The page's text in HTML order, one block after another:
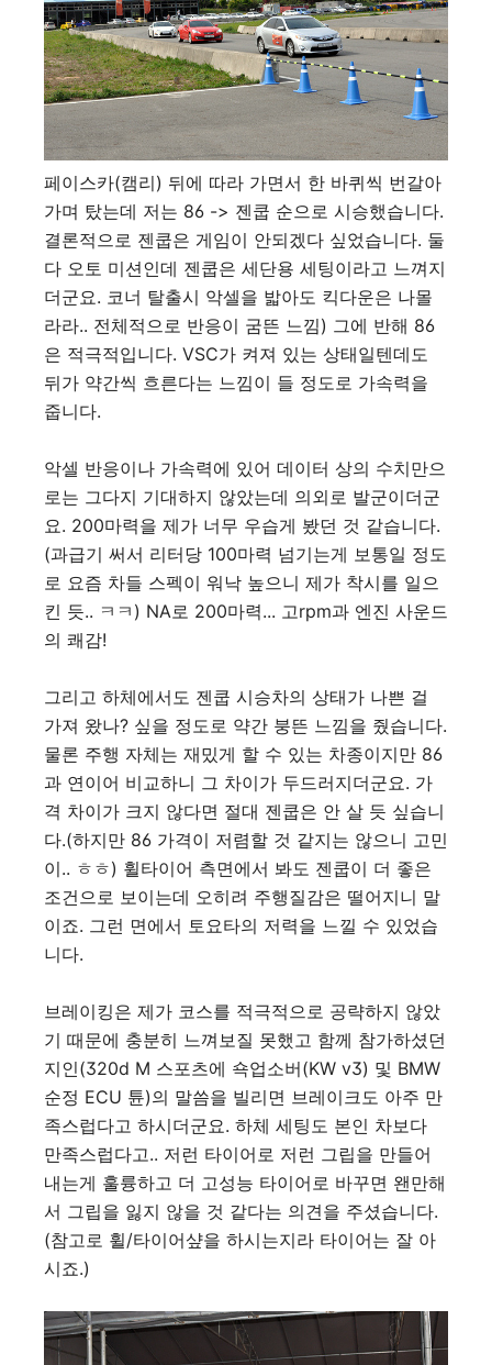
페이스카(캠리) 뒤에 따라 가면서 한 바퀴씩 번갈아
가며 탔는데 저는 86 -> 젠쿱 순으로 시승했습니다.
결론적으로 젠쿱은 게임이 안되겠다 싶었습니다. 둘
다 오토 미션인데 젠쿱은 세단용 세팅이라고 느껴지
더군요. 코너 탈출시 악셀을 밟아도 킥다운은 나몰
라라.. 전체적으로 반응이 굼뜬 느낌) 그에 반해 86
은 적극적입니다. VSC가 켜져 있는 상태일텐데도
뒤가 약간씩 흐른다는 느낌이 들 정도로 가속력을
줍니다.
악셀 반응이나 가속력에 있어 데이터 상의 수치만으
로는 그다지 기대하지 않았는데 의외로 발군이더군
요. 200마력을 제가 너무 우습게 봤던 것 같습니다.
(과급기 써서 리터당 100마력 넘기는게 보통일 정도
로 요즘 차들 스펙이 워낙 높으니 제가 착시를 일으
킨 듯.. ㅋㅋ) NA로 200마력... 고rpm과 엔진 사운드
의 쾌감!
그리고 하체에서도 젠쿱 시승차의 상태가 나쁜 걸
가져 왔나? 싶을 정도로 약간 붕뜬 느낌을 줬습니다.
물론 주행 자체는 재밌게 할 수 있는 차종이지만 86
과 연이어 비교하니 그 차이가 두드러지더군요. 가
격 차이가 크지 않다면 절대 젠쿱은 안 살 듯 싶습니
다.(하지만 86 가격이 저렴할 것 같지는 않으니 고민
이.. ㅎㅎ) 휠타이어 측면에서 봐도 젠쿱이 더 좋은
조건으로 보이는데 오히려 주행질감은 떨어지니 말
이죠. 그런 면에서 토요타의 저력을 느낄 수 있었습
니다.
브레이킹은 제가 코스를 적극적으로 공략하지 않았
기 때문에 충분히 느껴보질 못했고 함께 참가하셨던
지인(320d M 스포츠에 쇽업소버(KW v3) 및 BMW
순정 ECU 튠)의 말씀을 빌리면 브레이크도 아주 만
족스럽다고 하시더군요. 하체 세팅도 본인 차보다
만족스럽다고.. 저런 타이어로 저런 그립을 만들어
내는게 훌륭하고 더 고성능 타이어로 바꾸면 왠만해
서 그립을 잃지 않을 것 같다는 의견을 주셨습니다.
(참고로 휠/타이어샾을 하시는지라 타이어는 잘 아
시죠.)